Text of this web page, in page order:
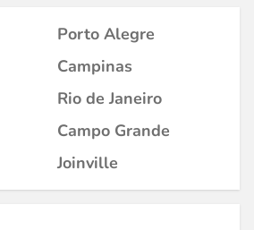
Porto Alegre
Campinas
Rio de Janeiro
Campo Grande
Joinville